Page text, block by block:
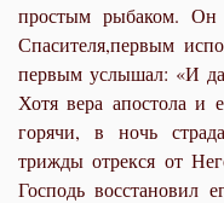
простым рыбаком. Он
Спасителя,первым
первым услышал: «И
Хотя вера апостола
горячи, в ночь
трижды отрекся от
Господь восстановил